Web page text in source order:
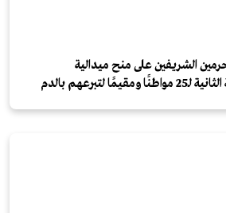
الشريفين على منح ميدالية
لتبرعهم بالدم